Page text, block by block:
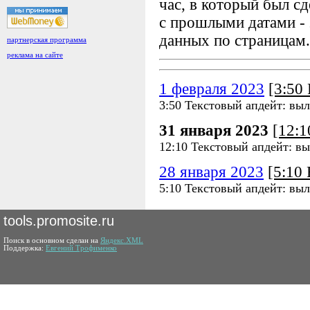
партнерская программа
реклама на сайте
час, в который был
с прошлыми датами -
данных по страницам.
1 февраля 2023 [3:50
3:50 Текстовый апдейт:
31 января 2023
12:10 Текстовый апдейт:
28 января 2023 [5:10
5:10 Текстовый апдейт:
tools.promosite.ru
Поиск в основном сделан на Яндекс.XML
Поддержка: Евгений Трофименко